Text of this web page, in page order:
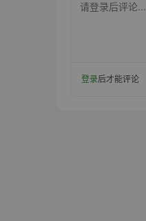
请登录后评论...
登录后才能评论